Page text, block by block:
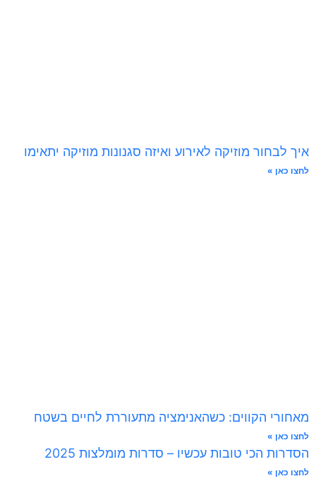
איך לבחור מוזיקה לאירוע ואיזה סגנונות מוזיקה יתאימו
לחצו כאן »
מאחורי הקווים: כשהאנימציה מתעוררת לחיים בשטח
לחצו כאן »
הסדרות הכי טובות עכשיו – סדרות מומלצות 2025
לחצו כאן »